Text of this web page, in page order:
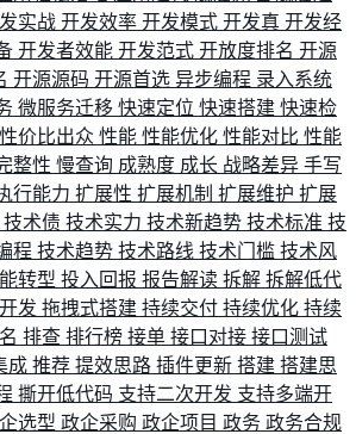
实战 开发效率 开发模式 开发真 开发经
开发者效能 开发范式 开放度排名 开源
开源源码 开源首选 异步编程 录入系统
微服务迁移 快速定位 快速搭建 快速检
性价比出众 性能 性能优化 性能对比 性能
整性 慢查询 成熟度 成长 战略差异 手写
行能力 扩展性 扩展机制 扩展维护 扩展
技术债 技术实力 技术新趋势 技术标准 技
程 技术趋势 技术路线 技术门槛 技术风
转型 投入回报 报告解读 拆解 拆解低代
发 拖拽式搭建 持续交付 持续优化 持续
排查 排行榜 接单 接口对接 接口测试
成 推荐 提效思路 插件更新 搭建 搭建思
撕开低代码 支持二次开发 支持多端开
选型 政企采购 政企项目 政务 政务合规